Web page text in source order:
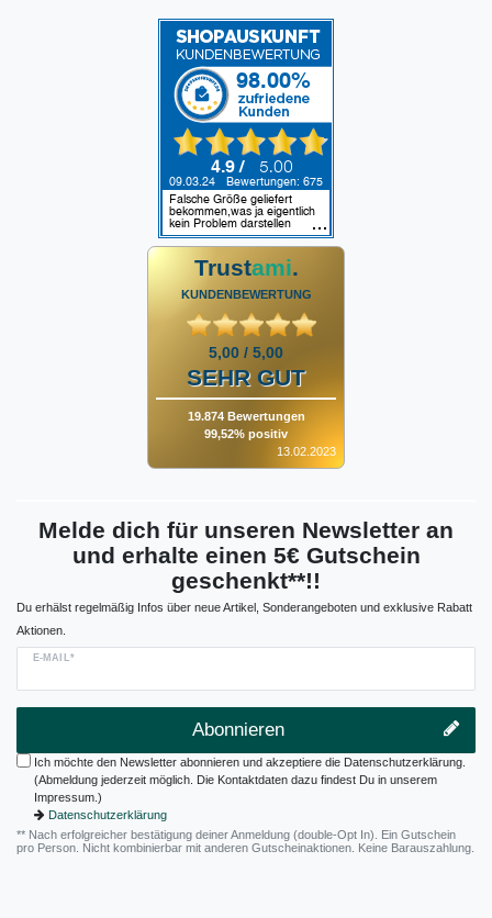
Trustami.
KUNDENBEWERTUNG
5,00 / 5,00
SEHR GUT
19.874 Bewertungen
99,52% positiv
13.02.2023
Melde dich für unseren Newsletter an
und erhalte einen 5€ Gutschein
geschenkt**!!
Du erhälst regelmäßig Infos über neue Artikel, Sonderangeboten und exklusive Rabatt
Aktionen.
E-MAIL*
Abonnieren
Ich möchte den Newsletter abonnieren und akzeptiere die Datenschutzerklärung.
(Abmeldung jederzeit möglich. Die Kontaktdaten dazu findest Du in unserem
Impressum.)
Datenschutzerklärung
** Nach erfolgreicher bestätigung deiner Anmeldung (double-Opt In). Ein Gutschein
pro Person. Nicht kombinierbar mit anderen Gutscheinaktionen. Keine Barauszahlung.